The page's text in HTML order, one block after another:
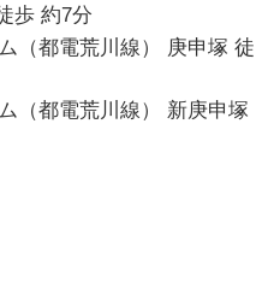
歩 約7分
（都電荒川線） 庚申塚 徒
（都電荒川線） 新庚申塚